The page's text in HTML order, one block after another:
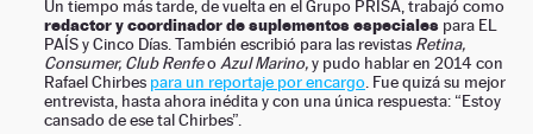
Un tiempo más tarde, de vuelta en el Grupo PRISA, trabajó como
redactor y coordinador de suplementos especiales para EL
PAÍS y Cinco Días. También escribió para las revistas Retina,
Consumer, Club Renfeo Azul Marino,y pudo hablar en 2014 con
Rafael Chirbes para un reportaje por encargo . Fue quizá su mejor
entrevista, hasta ahora inédita y con una única respuesta: “Estoy
cansado de ese tal Chirbes”.